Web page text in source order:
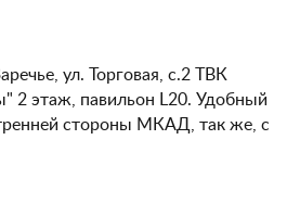
ул. Торговая, с.2 ТВК
2 этаж, павильон L20. Удобный
стороны МКАД, так же, с